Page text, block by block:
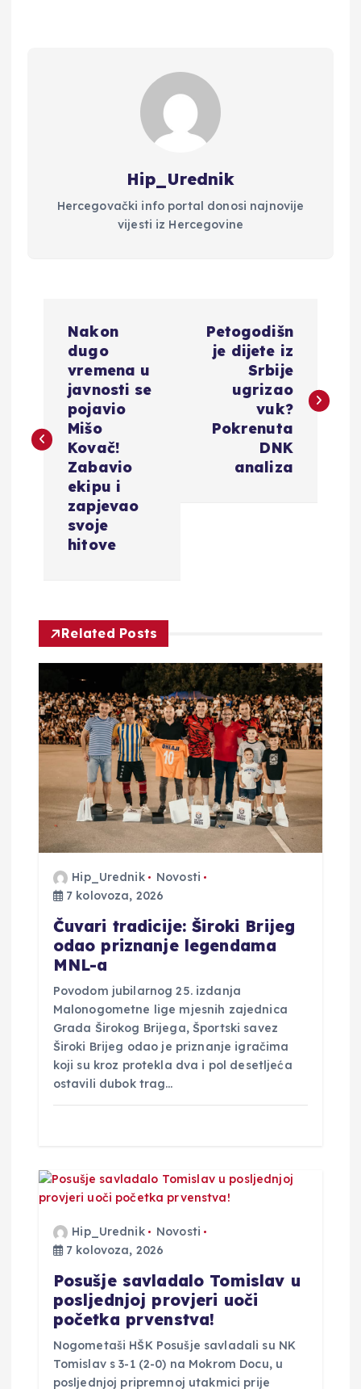
Hip_Urednik
Hercegovački info portal donosi najnovije
vijesti iz Hercegovine
i
a
o
b
a
Nakon
dugo
vremena u
javnosti se
pojavio
Mišo
Kovač!
Zabavio
ekipu i
zapjevao
svoje
hitove
Petogodišn
je dijete iz
Srbije
ugrizao
vuk?
Pokrenuta
DNK
analiza
Related Posts
Hip_Urednik
Novosti
7 kolovoza, 2026
Čuvari tradicije: Široki Brijeg
odao priznanje legendama
MNL-a
Povodom jubilarnog 25. izdanja
Malonogometne lige mjesnih zajednica
Grada Širokog Brijega, Športski savez
Široki Brijeg odao je priznanje igračima
koji su kroz protekla dva i pol desetljeća
ostavili dubok trag…
Hip_Urednik
Novosti
7 kolovoza, 2026
Posušje savladalo Tomislav u
posljednjoj provjeri uoči
početka prvenstva!
Nogometaši HŠK Posušje savladali su NK
Tomislav s 3-1 (2-0) na Mokrom Docu, u
posljednjoj pripremnoj utakmici prije